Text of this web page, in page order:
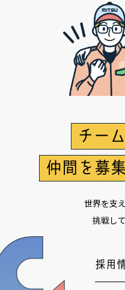
チー
仲間を募
世界を支
挑戦し
採用